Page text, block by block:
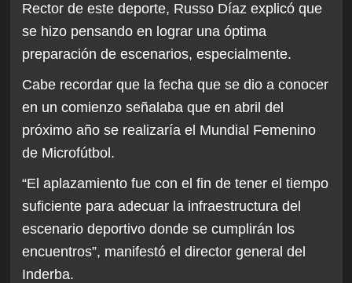
Rector de este deporte, Russo Díaz explicó que
se hizo pensando en lograr una óptima
preparación de escenarios, especialmente.
Cabe recordar que la fecha que se dio a conocer
en un comienzo señalaba que en abril del
próximo año se realizaría el Mundial Femenino
de Microfútbol.
“El aplazamiento fue con el fin de tener el tiempo
suficiente para adecuar la infraestructura del
escenario deportivo donde se cumplirán los
encuentros”, manifestó el director general del
Inderba.